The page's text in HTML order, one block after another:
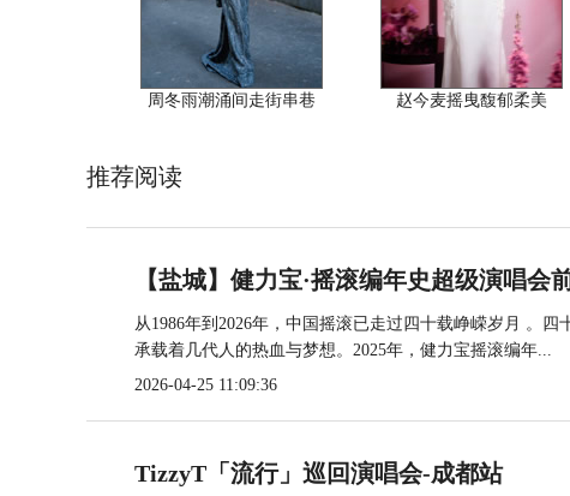
周冬雨潮涌间走街串巷 赵今麦摇曳馥郁柔美
推荐阅读
【盐城】健力宝·摇滚编年史超级演唱会
从1986年到2026年，中国摇滚已走过四十载峥嵘岁月 。
承载着几代人的热血与梦想。2025年，健力宝摇滚编年...
2026-04-25 11:09:36
TizzyT「流行」巡回演唱会-成都站